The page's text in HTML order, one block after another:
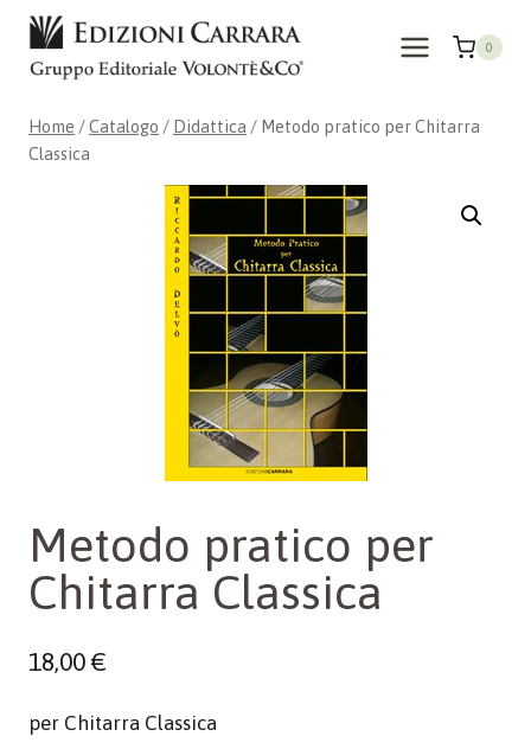
Salta
contenuto
0
Home /Catalogo / Didattica / Metodo pratico per Chitarra
Classica
Metodo pratico per
Chitarra Classica
18,00€
per Chitarra Classica